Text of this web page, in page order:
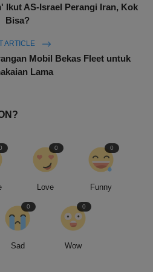
Ikut AS-Israel Perangi Iran, Kok
Bisa?
ARTICLE
Mobil Bekas Fleet untuk
Lama
Love
0
Funny
0
Sad
0
Wow
0